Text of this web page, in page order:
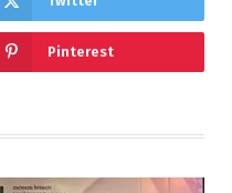
Pinterest